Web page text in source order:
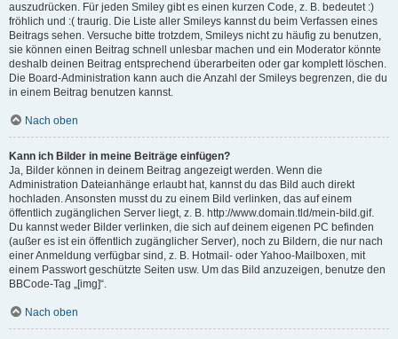
auszudrücken. Für jeden Smiley gibt es einen kurzen Code, z. B. bedeutet :)
fröhlich und :( traurig. Die Liste aller Smileys kannst du beim Verfassen eines
Beitrags sehen. Versuche bitte trotzdem, Smileys nicht zu häufig zu benutzen,
sie können einen Beitrag schnell unlesbar machen und ein Moderator könnte
deshalb deinen Beitrag entsprechend überarbeiten oder gar komplett löschen.
Die Board-Administration kann auch die Anzahl der Smileys begrenzen, die du
in einem Beitrag benutzen kannst.
Nach oben
Kann ich Bilder in meine Beiträge einfügen?
Ja, Bilder können in deinem Beitrag angezeigt werden. Wenn die
Administration Dateianhänge erlaubt hat, kannst du das Bild auch direkt
hochladen. Ansonsten musst du zu einem Bild verlinken, das auf einem
öffentlich zugänglichen Server liegt, z. B. http://www.domain.tld/mein-bild.gif.
Du kannst weder Bilder verlinken, die sich auf deinem eigenen PC befinden
(außer es ist ein öffentlich zugänglicher Server), noch zu Bildern, die nur nach
einer Anmeldung verfügbar sind, z. B. Hotmail- oder Yahoo-Mailboxen, mit
einem Passwort geschützte Seiten usw. Um das Bild anzuzeigen, benutze den
BBCode-Tag „[img]“.
Nach oben